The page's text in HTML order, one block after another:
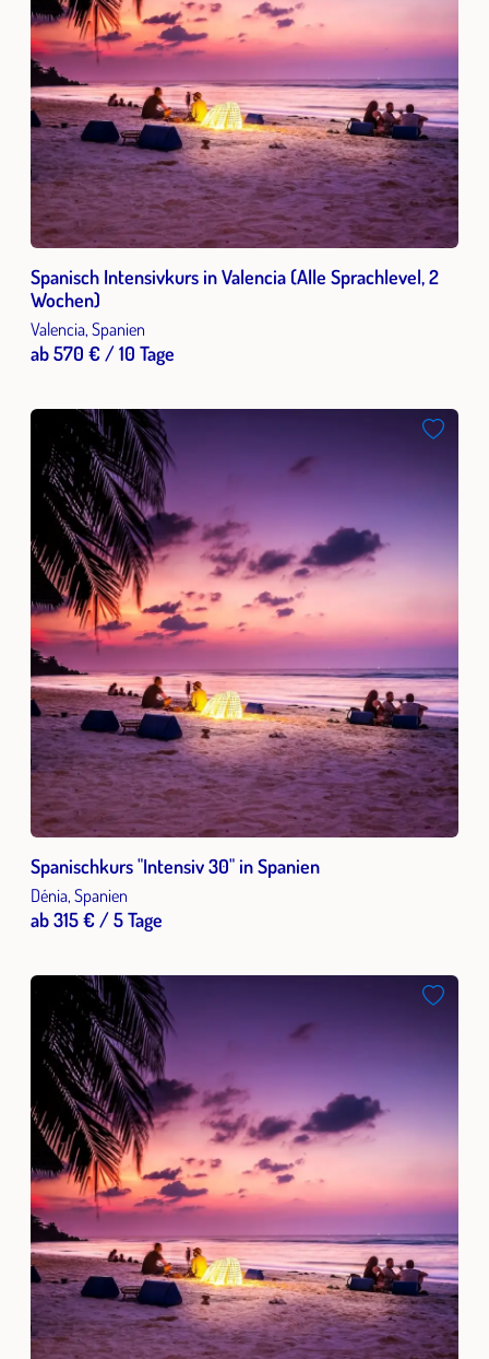
Spanisch Intensivkurs in Valencia (Alle Sprachlevel, 2
Wochen)
Valencia, Spanien
ab 570 € / 10 Tage
Spanischkurs "Intensiv 30" in Spanien
Dénia, Spanien
ab 315 € / 5 Tage